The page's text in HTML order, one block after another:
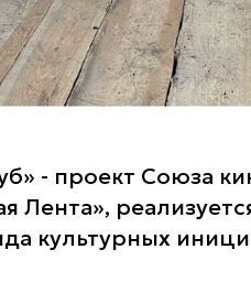
- проект Союза
Лента»,
культурных